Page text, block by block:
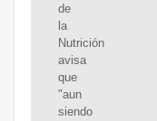
de
la
Nutrición
avisa
que
"aun
siendo